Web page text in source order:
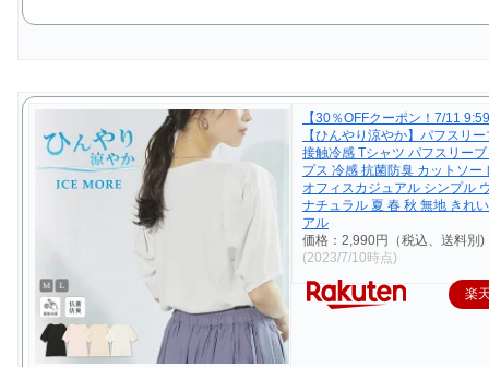
【30％OFFクーポン！7/11
【ひんやり涼やか】パフスリ
接触冷感 Tシャツ パフスリー
プス 冷感 抗菌防臭 カットソー
オフィスカジュアル シンプル
ナチュラル 夏 春 秋 無地 きれ
アル
価格：2,990円（税込、送料別)
(2023/7/10時点)
楽